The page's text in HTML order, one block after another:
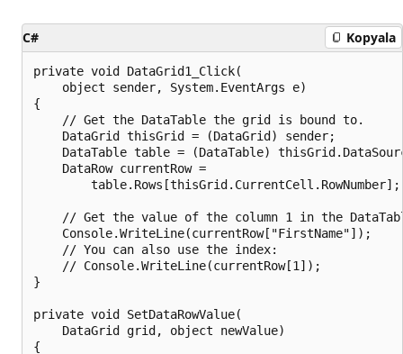
C# Kopyala
private void DataGrid1_Click(
    object sender, System.EventArgs e)
{
    // Get the DataTable the grid is bound to.
    DataGrid thisGrid = (DataGrid) sender;
DataTable table = (DataTable)
    DataRow currentRow =
        table.Rows[thisGrid.CurrentCell.RowNumber];
// Get the value of the column 1 in the
    Console.WriteLine(currentRow["FirstName"]);
    // You can also use the index:
    // Console.WriteLine(currentRow[1]);
}
private void SetDataRowValue(
    DataGrid grid, object newValue)
{